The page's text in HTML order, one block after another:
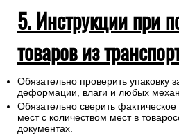
5. Инструкции при
товаров из
Обязательно проверить упаковку
деформации, влаги и любых
Обязательно сверить фактическое
мест с количеством мест в
документах.